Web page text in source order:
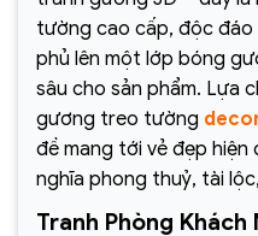
tường cao cấp, độc đáo
phủ lên một lớp bóng
sâu cho sản phẩm. Lựa
gương treo tường
đề mang tới vẻ đẹp hiện
nghĩa phong thuỷ, tài
Tranh Phòng